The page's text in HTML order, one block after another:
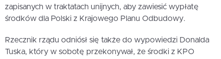
zapisanych w traktatach unijnych, aby zawiesić wypłatę
środków dla Polski z Krajowego Planu Odbudowy.
Rzecznik rządu odniósł się także do wypowiedzi Donalda
Tuska, który w sobotę przekonywał, że środki z KPO